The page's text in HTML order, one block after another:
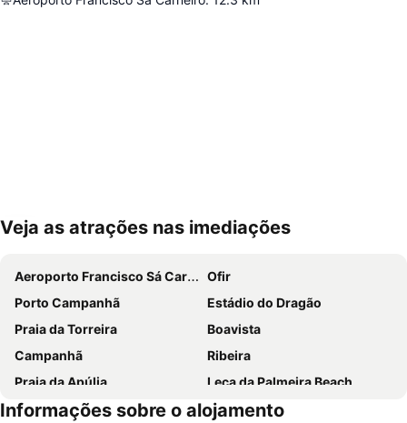
Ampliar mapa
Veja as atrações nas imediações
Aeroporto Francisco Sá Carneiro
Ofir
Porto Campanhã
Estádio do Dragão
Praia da Torreira
Boavista
Campanhã
Ribeira
Praia da Apúlia
Leça da Palmeira Beach
Parque aquático de Amarante
Pavilhão Multiusos Gondomar
Informações sobre o alojamento